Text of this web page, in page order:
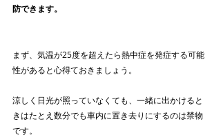
防できます。
まず、気温が25度を超えたら熱中症を発症する可能
性があると心得ておきましょう。
涼しく日光が照っていなくても、一緒に出かけると
きはたとえ数分でも車内に置き去りにするのは禁物
です。